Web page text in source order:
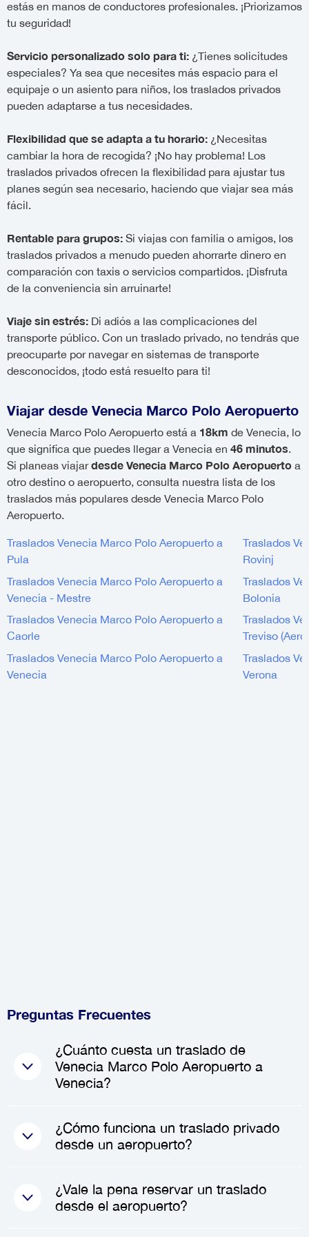
estás en manos de conductores profesionales. ¡Priorizamos
tu seguridad!
Servicio personalizado solo para ti: ¿Tienes solicitudes
especiales? Ya sea que necesites más espacio para el
equipaje o un asiento para niños, los traslados privados
pueden adaptarse a tus necesidades.
Flexibilidad que se adapta a tu horario: ¿Necesitas
cambiar la hora de recogida? ¡No hay problema! Los
traslados privados ofrecen la flexibilidad para ajustar tus
planes según sea necesario, haciendo que viajar sea más
fácil.
Rentable para grupos: Si viajas con familia o amigos, los
traslados privados a menudo pueden ahorrarte dinero en
comparación con taxis o servicios compartidos. ¡Disfruta
de la conveniencia sin arruinarte!
Viaje sin estrés: Di adiós a las complicaciones del
transporte público. Con un traslado privado, no tendrás que
preocuparte por navegar en sistemas de transporte
desconocidos, ¡todo está resuelto para ti!
Viajar desde Venecia Marco Polo Aeropuerto
Venecia Marco Polo Aeropuerto está a 18km de Venecia, lo
que significa que puedes llegar a Venecia en 46 minutos.
Si planeas viajardesde Venecia Marco Polo Aeropuerto a
otro destino o aeropuerto, consulta nuestra lista de los
traslados más populares desde Venecia Marco Polo
Aeropuerto.
Traslados Venecia Marco Polo Aeropuerto a
Pula
Traslados
Rovinj
Traslados Venecia Marco Polo Aeropuerto a
Venecia - Mestre
Traslados
Bolonia
Traslados Venecia Marco Polo Aeropuerto a
Caorle
Traslados
Treviso
Traslados Venecia Marco Polo Aeropuerto a
Venecia
Traslados
Verona
Preguntas Frecuentes
¿Cuánto cuesta un traslado de
Venecia Marco Polo Aeropuerto a
Venecia?
El costo de un traslado de
Venecia Marco Polo
y74.75€, dependiendo del tipo
de vehículo y el número de
¿Cómo funciona un traslado privado
desde un aeropuerto?
Cuando reservas un traslado
privado, un conductor
¿Vale la pena reservar un traslado
desde el aeropuerto?